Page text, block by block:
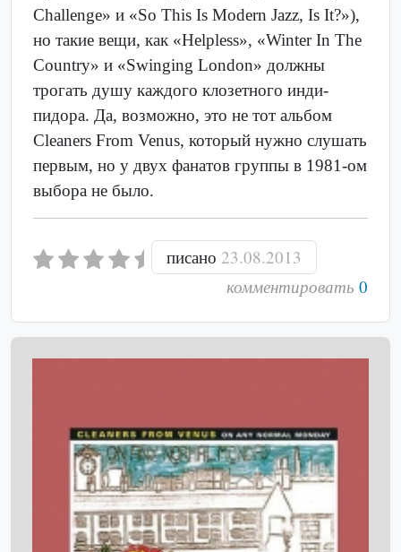
Challenge» и «So This Is Modern Jazz, Is It?»),
но такие вещи, как «Helpless», «Winter In The
Country» и «Swinging London» должны
трогать душу каждого клозетного инди-
пидора. Да, возможно, это не тот альбом
Cleaners From Venus, который нужно слушать
первым, но у двух фанатов группы в 1981-ом
выбора не было.
писано 23.08.2013
комментировать 0